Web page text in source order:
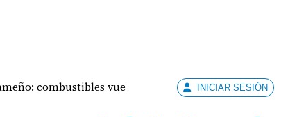
vuelven a subir este viernesINICIAR SESIÓN